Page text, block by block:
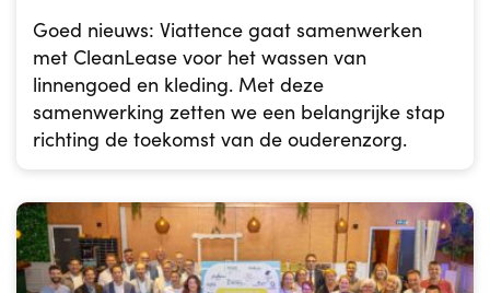
Goed nieuws: Viattence gaat samenwerken
met CleanLease voor het wassen van
linnengoed en kleding. Met deze
samenwerking zetten we een belangrijke stap
richting de toekomst van de ouderenzorg.